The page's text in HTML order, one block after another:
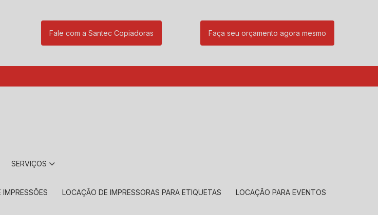
Fale com a Santec Copiadoras Faça seu orçamento agora mesmo
SERVIÇOS
IMPRESSÕES LOCAÇÃO DE IMPRESSORAS PARA ETIQUETAS LOCAÇÃO PARA EVENTOS